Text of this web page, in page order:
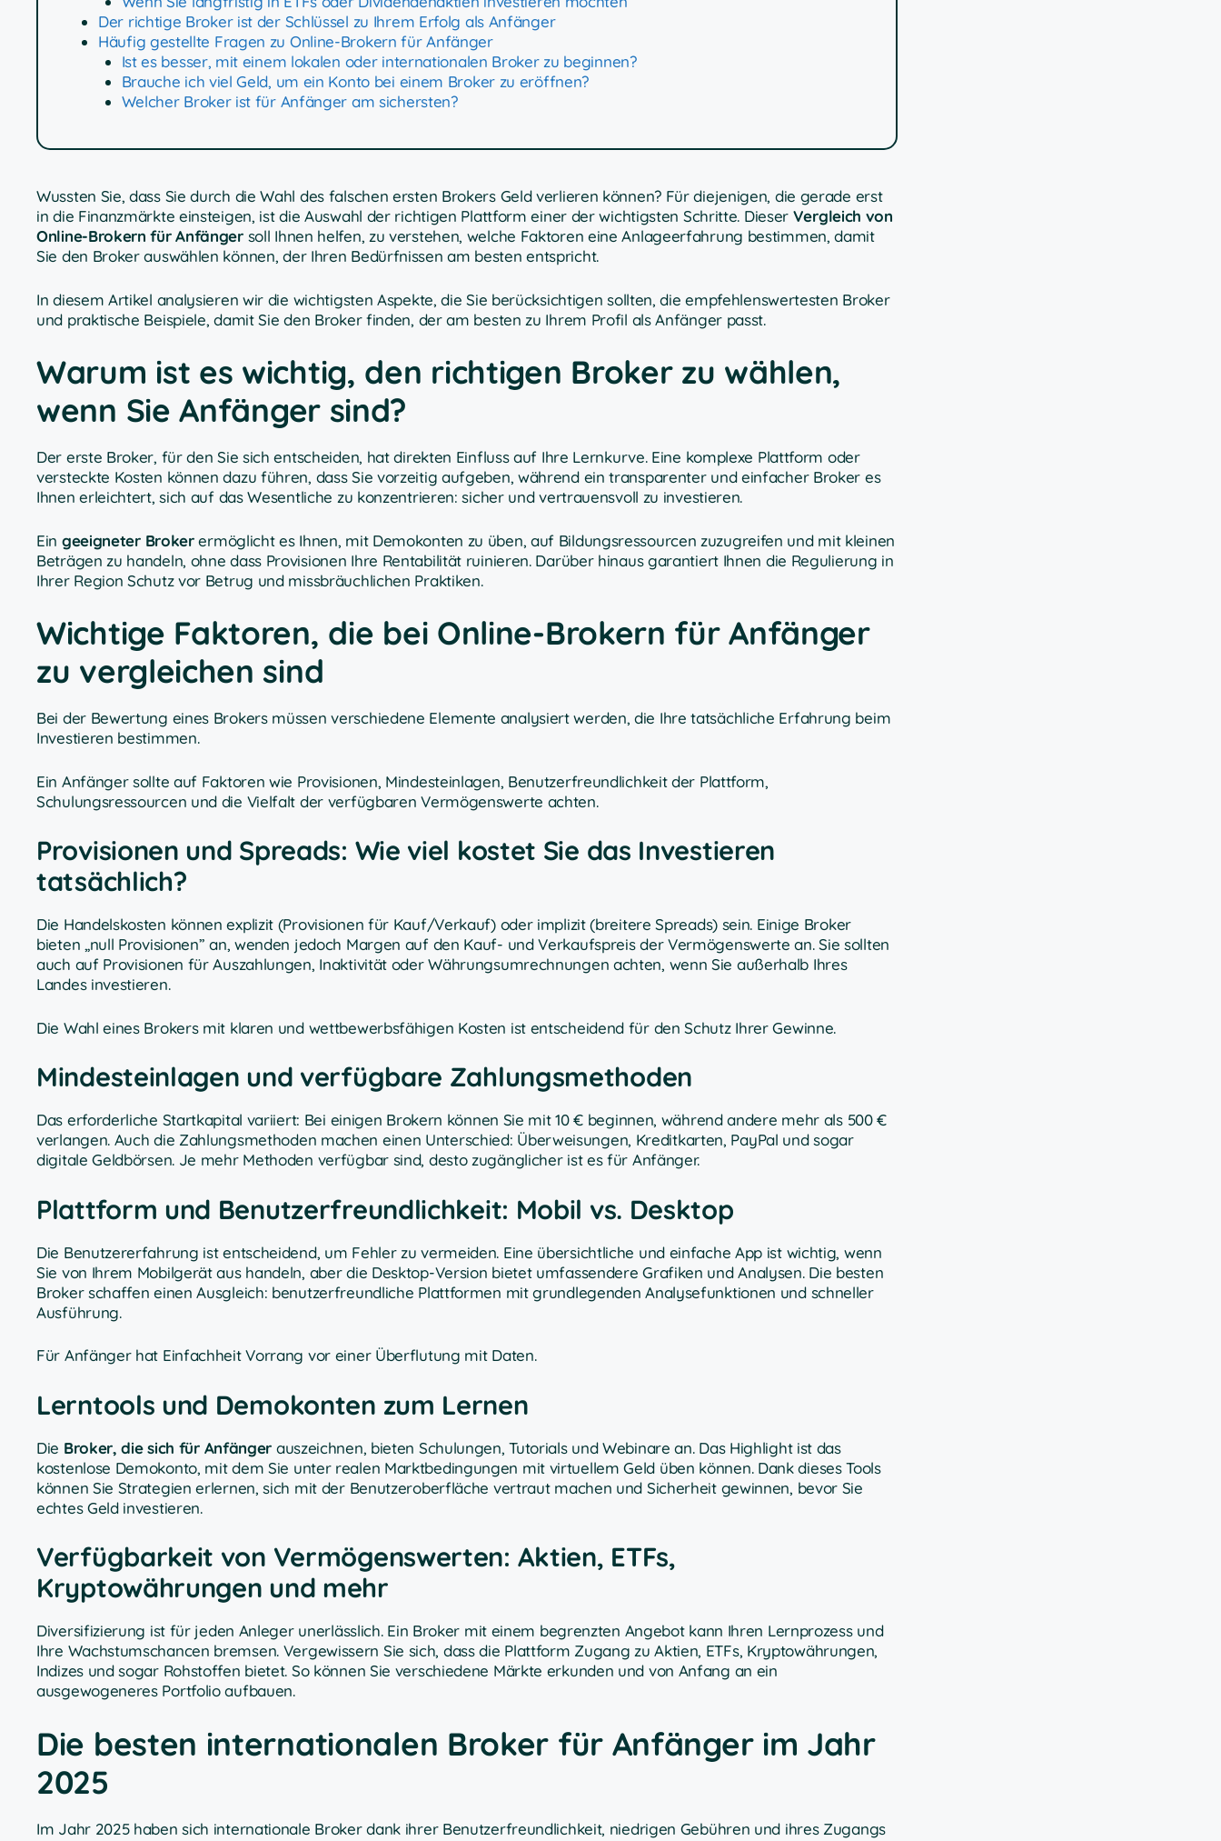
Der richtige Broker ist der Schlüssel zu Ihrem Erfolg als Anfänger
Häufig gestellte Fragen zu Online-Brokern für Anfänger
Ist es besser, mit einem lokalen oder internationalen Broker zu beginnen?
Brauche ich viel Geld, um ein Konto bei einem Broker zu eröffnen?
Welcher Broker ist für Anfänger am sichersten?
Wussten Sie, dass Sie durch die Wahl des falschen ersten Brokers Geld verlieren können? Für diejenigen, die gerade erst
in die Finanzmärkte einsteigen, ist die Auswahl der richtigen Plattform einer der wichtigsten Schritte. Dieser Vergleich von
Online-Brokern für Anfängersoll Ihnen helfen, zu verstehen, welche Faktoren eine Anlageerfahrung bestimmen, damit
Sie den Broker auswählen können, der Ihren Bedürfnissen am besten entspricht.
In diesem Artikel analysieren wir die wichtigsten Aspekte, die Sie berücksichtigen sollten, die empfehlenswertesten Broker
und praktische Beispiele, damit Sie den Broker finden, der am besten zu Ihrem Profil als Anfänger passt.
Warum ist es wichtig, den richtigen Broker zu wählen,
wenn Sie Anfänger sind?
Der erste Broker, für den Sie sich entscheiden, hat direkten Einfluss auf Ihre Lernkurve. Eine komplexe Plattform oder
versteckte Kosten können dazu führen, dass Sie vorzeitig aufgeben, während ein transparenter und einfacher Broker es
Ihnen erleichtert, sich auf das Wesentliche zu konzentrieren: sicher und vertrauensvoll zu investieren.
Ein geeigneter Brokerermöglicht es Ihnen, mit Demokonten zu üben, auf Bildungsressourcen zuzugreifen und mit kleinen
Beträgen zu handeln, ohne dass Provisionen Ihre Rentabilität ruinieren. Darüber hinaus garantiert Ihnen die Regulierung in
Ihrer Region Schutz vor Betrug und missbräuchlichen Praktiken.
Wichtige Faktoren, die bei Online-Brokern für Anfänger
zu vergleichen sind
Bei der Bewertung eines Brokers müssen verschiedene Elemente analysiert werden, die Ihre tatsächliche Erfahrung beim
Investieren bestimmen.
Ein Anfänger sollte auf Faktoren wie Provisionen, Mindesteinlagen, Benutzerfreundlichkeit der Plattform,
Schulungsressourcen und die Vielfalt der verfügbaren Vermögenswerte achten.
Provisionen und Spreads: Wie viel kostet Sie das Investieren
tatsächlich?
Die Handelskosten können explizit (Provisionen für Kauf/Verkauf) oder implizit (breitere Spreads) sein. Einige Broker
bieten „null Provisionen” an, wenden jedoch Margen auf den Kauf- und Verkaufspreis der Vermögenswerte an. Sie sollten
auch auf Provisionen für Auszahlungen, Inaktivität oder Währungsumrechnungen achten, wenn Sie außerhalb Ihres
Landes investieren.
Die Wahl eines Brokers mit klaren und wettbewerbsfähigen Kosten ist entscheidend für den Schutz Ihrer Gewinne.
Mindesteinlagen und verfügbare Zahlungsmethoden
Das erforderliche Startkapital variiert: Bei einigen Brokern können Sie mit 10 € beginnen, während andere mehr als 500 €
verlangen. Auch die Zahlungsmethoden machen einen Unterschied: Überweisungen, Kreditkarten, PayPal und sogar
digitale Geldbörsen. Je mehr Methoden verfügbar sind, desto zugänglicher ist es für Anfänger.
Plattform und Benutzerfreundlichkeit: Mobil vs. Desktop
Die Benutzererfahrung ist entscheidend, um Fehler zu vermeiden. Eine übersichtliche und einfache App ist wichtig, wenn
Sie von Ihrem Mobilgerät aus handeln, aber die Desktop-Version bietet umfassendere Grafiken und Analysen. Die besten
Broker schaffen einen Ausgleich: benutzerfreundliche Plattformen mit grundlegenden Analysefunktionen und schneller
Ausführung.
Für Anfänger hat Einfachheit Vorrang vor einer Überflutung mit Daten.
Lerntools und Demokonten zum Lernen
Die Broker, die sich für Anfänger auszeichnen, bieten Schulungen, Tutorials und Webinare an. Das Highlight ist das
kostenlose Demokonto, mit dem Sie unter realen Marktbedingungen mit virtuellem Geld üben können. Dank dieses Tools
können Sie Strategien erlernen, sich mit der Benutzeroberfläche vertraut machen und Sicherheit gewinnen, bevor Sie
echtes Geld investieren.
Verfügbarkeit von Vermögenswerten: Aktien, ETFs,
Kryptowährungen und mehr
Diversifizierung ist für jeden Anleger unerlässlich. Ein Broker mit einem begrenzten Angebot kann Ihren Lernprozess und
Ihre Wachstumschancen bremsen. Vergewissern Sie sich, dass die Plattform Zugang zu Aktien, ETFs, Kryptowährungen,
Indizes und sogar Rohstoffen bietet. So können Sie verschiedene Märkte erkunden und von Anfang an ein
ausgewogeneres Portfolio aufbauen.
Die besten internationalen Broker für Anfänger im Jahr
2025
Im Jahr 2025 haben sich internationale Broker dank ihrer Benutzerfreundlichkeit, niedrigen Gebühren und ihres Zugangs